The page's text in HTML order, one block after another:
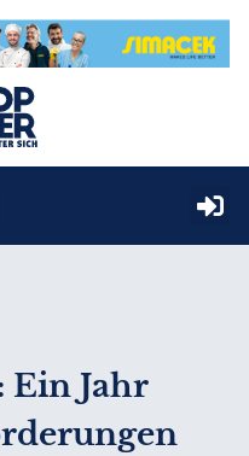
Ein Jahr